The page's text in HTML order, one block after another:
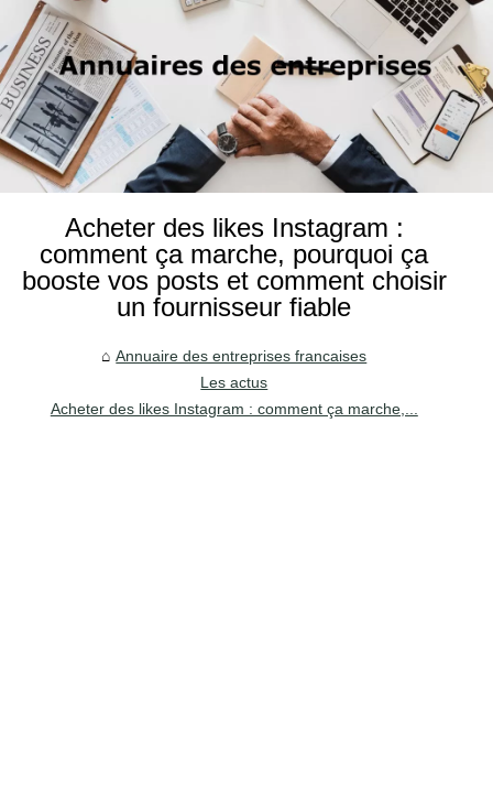
Acheter des likes Instagram :
comment ça marche, pourquoi ça
booste vos posts et comment choisir
un fournisseur fiable
Annuaire des entreprises francaises
Les actus
Acheter des likes Instagram : comment ça marche,...